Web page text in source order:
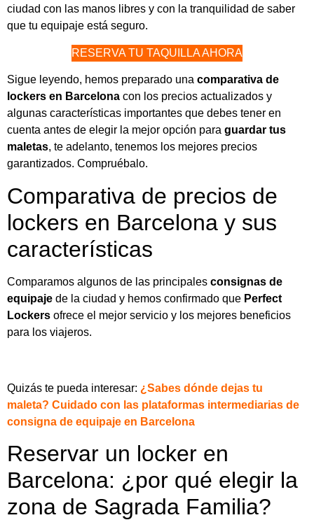
ciudad con las manos libres y con la tranquilidad de saber
que tu equipaje está seguro.
RESERVA TU TAQUILLA AHORA
Sigue leyendo, hemos preparado una comparativa de
lockers en Barcelona con los precios actualizados y
algunas características importantes que debes tener en
cuenta antes de elegir la mejor opción para guardar tus
maletas, te adelanto, tenemos los mejores precios
garantizados. Compruébalo.
Comparativa de precios de
lockers en Barcelona y sus
características
Comparamos algunos de las principales consignas de
equipaje de la ciudad y hemos confirmado que Perfect
Lockers ofrece el mejor servicio y los mejores beneficios
para los viajeros.
Quizás te pueda interesar: ¿Sabes dónde dejas tu
maleta? Cuidado con las plataformas intermediarias de
consigna de equipaje en Barcelona
Reservar un locker en
Barcelona: ¿por qué elegir la
zona de Sagrada Familia?